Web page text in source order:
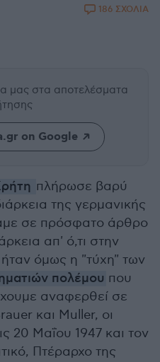
186 ΣΧΟΛΙΑ
μας στα αποτελέσματα
on Google
πλήρωσε βαρύ
της γερμανικής
σε πρόσφατο άρθρο
απ' ό,τι στην
όμως η "τύχη" των
πολέμου που
αναφερθεί σε
και Muller, οι
20 Μαΐου 1947 και τον
Πτέραρχο της